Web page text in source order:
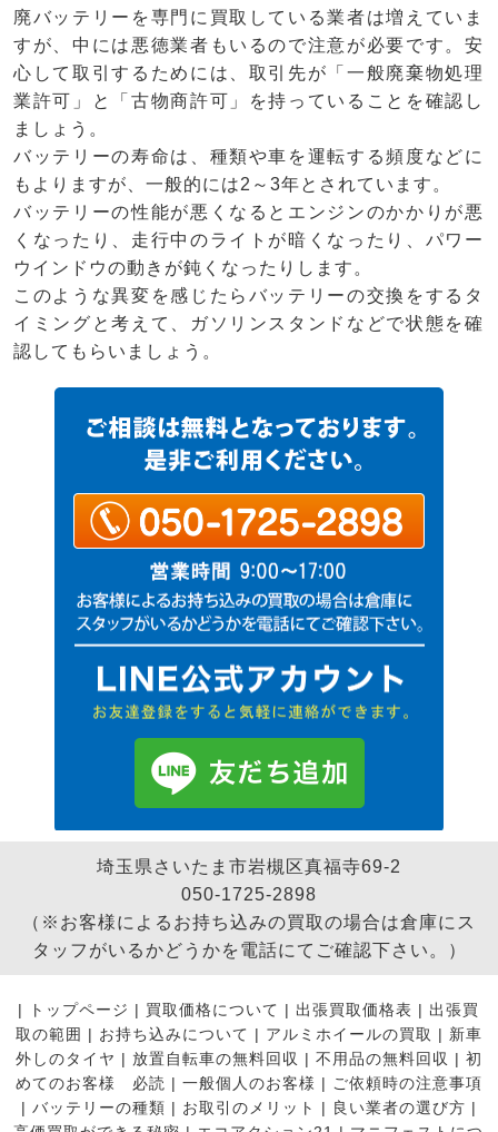
廃バッテリーを専門に買取している業者は増えていま
すが、中には悪徳業者もいるので注意が必要です。安
心して取引するためには、取引先が「一般廃棄物処理
業許可」と「古物商許可」を持っていることを確認し
ましょう。
バッテリーの寿命は、種類や車を運転する頻度などに
もよりますが、一般的には2～3年とされています。
バッテリーの性能が悪くなるとエンジンのかかりが悪
くなったり、走行中のライトが暗くなったり、パワー
ウインドウの動きが鈍くなったりします。
このような異変を感じたらバッテリーの交換をするタ
イミングと考えて、ガソリンスタンドなどで状態を確
認してもらいましょう。
埼玉県さいたま市岩槻区真福寺69-2
050-1725-2898
（※お客様によるお持ち込みの買取の場合は倉庫にス
タッフがいるかどうかを電話にてご確認下さい。）
| トップページ | 買取価格について | 出張買取価格表 | 出張買
取の範囲 | お持ち込みについて | アルミホイールの買取 | 新車
外しのタイヤ | 放置自転車の無料回収 | 不用品の無料回収 | 初
めてのお客様 必読 | 一般個人のお客様 | ご依頼時の注意事項
| バッテリーの種類 | お取引のメリット | 良い業者の選び方 |